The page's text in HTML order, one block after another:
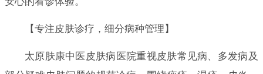
【专注皮肤诊疗，细分病种管理】
太原肤康中医皮肤病医院重视皮肤常见病、多发病及